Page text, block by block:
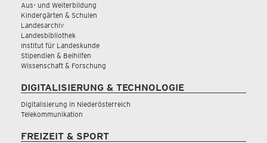
Aus- und Weiterbildung
Kindergärten & Schulen
Landesarchiv
Landesbibliothek
Institut für Landeskunde
Stipendien & Beihilfen
Wissenschaft & Forschung
DIGITALISIERUNG & TECHNOLOGIE
Digitalisierung in Niederösterreich
Telekommunikation
FREIZEIT & SPORT